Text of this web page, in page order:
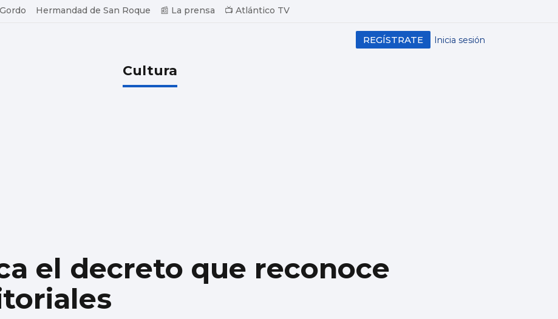
Hermandad de San Roque 📰 La prensa 📺 Atlántico TV
Inicia sesión
REGÍSTRATE
Cultura
el decreto que reconoce